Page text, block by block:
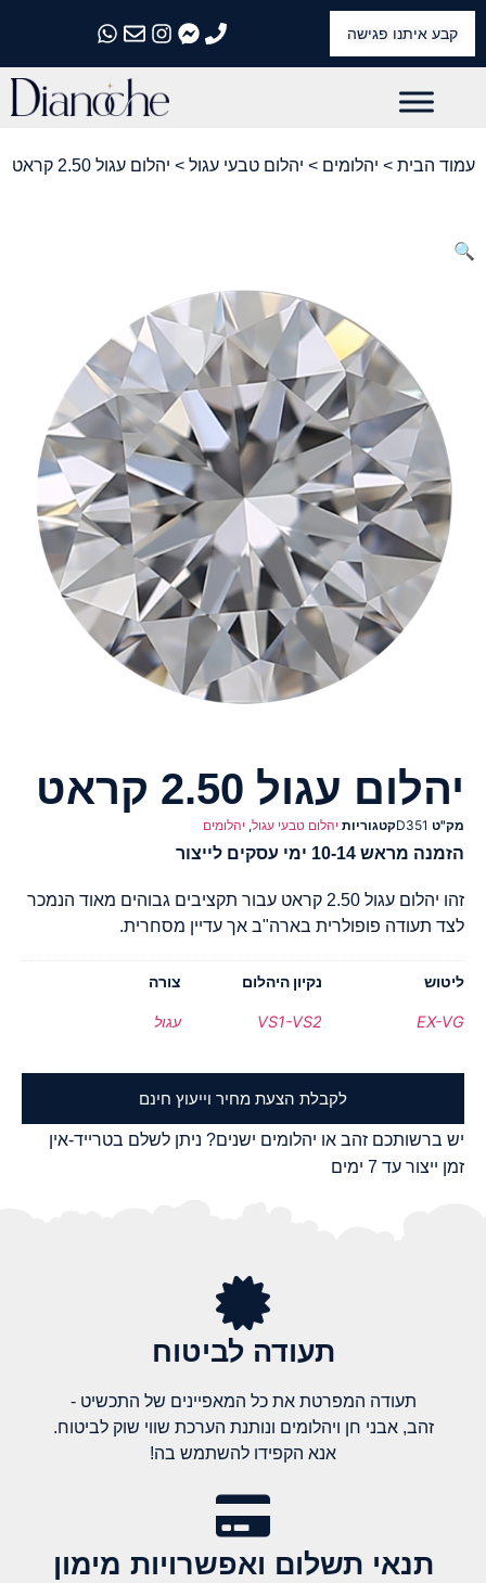
קבע איתנו פגישה
התקשרו אלינו
התקשרו אלינו
התקשרו אלינו
התקשרו אלינו
התקשרו אלינו
עמוד הבית > יהלומים > יהלום טבעי עגול > יהלום עגול 2.50 קראט
🔍
יהלום עגול 2.50 קראט
מק"ט D351קטגוריות יהלום טבעי עגול, יהלומים
הזמנה מראש 10-14 ימי עסקים לייצור
זהו יהלום עגול 2.50 קראט עבור תקציבים גבוהים מאוד הנמכר
לצד תעודה פופולרית בארה"ב אך עדיין מסחרית.
ליטוש
EX-VG
נקיון היהלום
VS1-VS2
צורה
עגול
לקבלת הצעת מחיר וייעוץ חינם
יש ברשותכם זהב או יהלומים ישנים? ניתן לשלם בטרייד-אין
זמן ייצור עד 7 ימים
תעודה לביטוח
תעודה המפרטת את כל המאפיינים של התכשיט -
זהב, אבני חן ויהלומים ונותנת הערכת שווי שוק לביטוח.
אנא הקפידו להשתמש בה!
תנאי תשלום ואפשרויות מימון